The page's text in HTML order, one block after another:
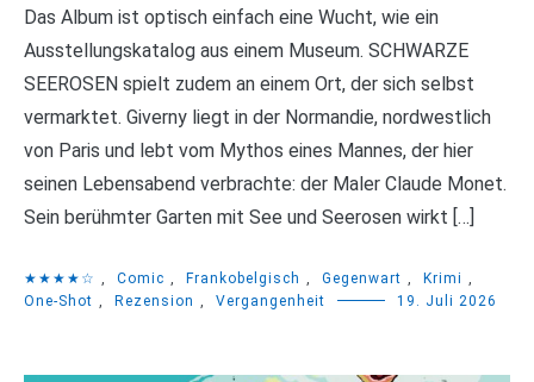
Das Album ist optisch einfach eine Wucht, wie ein
Ausstellungskatalog aus einem Museum. SCHWARZE
SEEROSEN spielt zudem an einem Ort, der sich selbst
vermarktet. Giverny liegt in der Normandie, nordwestlich
von Paris und lebt vom Mythos eines Mannes, der hier
seinen Lebensabend verbrachte: der Maler Claude Monet.
Sein berühmter Garten mit See und Seerosen wirkt […]
★★★★☆ Comic Frankobelgisch Gegenwart Krimi
One-Shot
Rezension Vergangenheit 19. Juli 2026